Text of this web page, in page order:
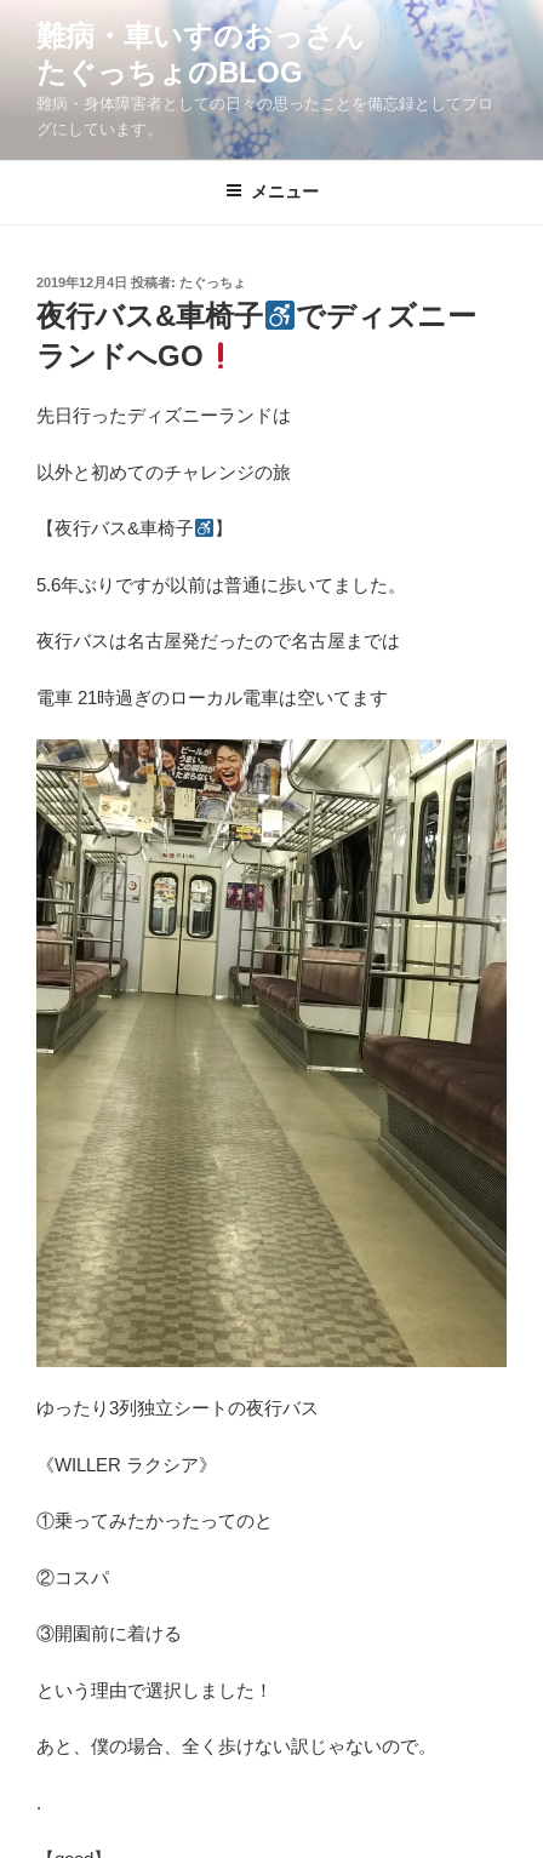
へ
難病・車いすのおっさん
たぐっちょのBLOG
難病・身体障害者としての日々の思ったことを備忘録としてブロ
グにしています。
メニュー
投
稿
日:
2019年12月4日 投稿者: たぐっちょ
夜行バス&車椅子
でディズニー
ランドへGO
先日行ったディズニーランドは
以外と初めてのチャレンジの旅
【夜行バス&車椅子 】
5.6年ぶりですが以前は普通に歩いてました。
夜行バスは名古屋発だったので名古屋までは
電車 21時過ぎのローカル電車は空いてます
ゆったり3列独立シートの夜行バス
《WILLER ラクシア》
①乗ってみたかったってのと
②コスパ
③開園前に着ける
という理由で選択しました！
あと、僕の場合、全く歩けない訳じゃないので。
.